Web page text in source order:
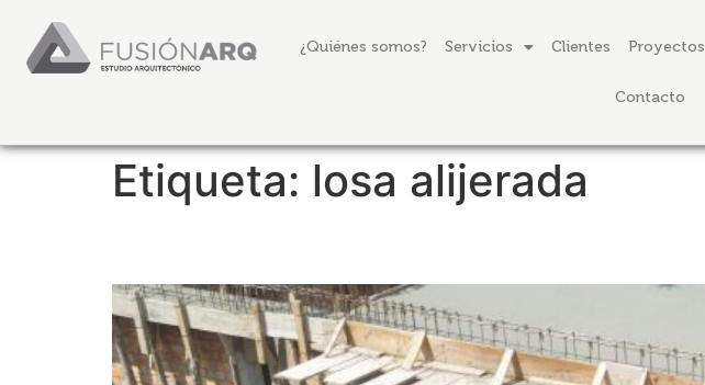
¿Quiénes somos? Servicios Clientes Proyectos
Contacto
Etiqueta: losa alijerada